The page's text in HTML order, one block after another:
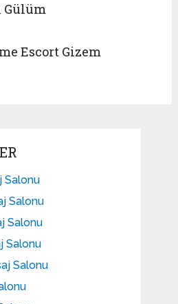
Gülüm
Escort Gizem
Salonu
Salonu
Salonu
Salonu
Salonu